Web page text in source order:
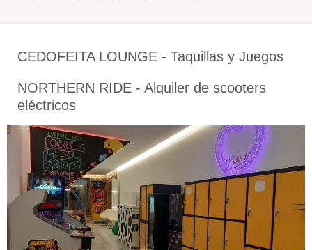
CEDOFEITA LOUNGE - Taquillas y Juegos
NORTHERN RIDE - Alquiler de scooters
eléctricos